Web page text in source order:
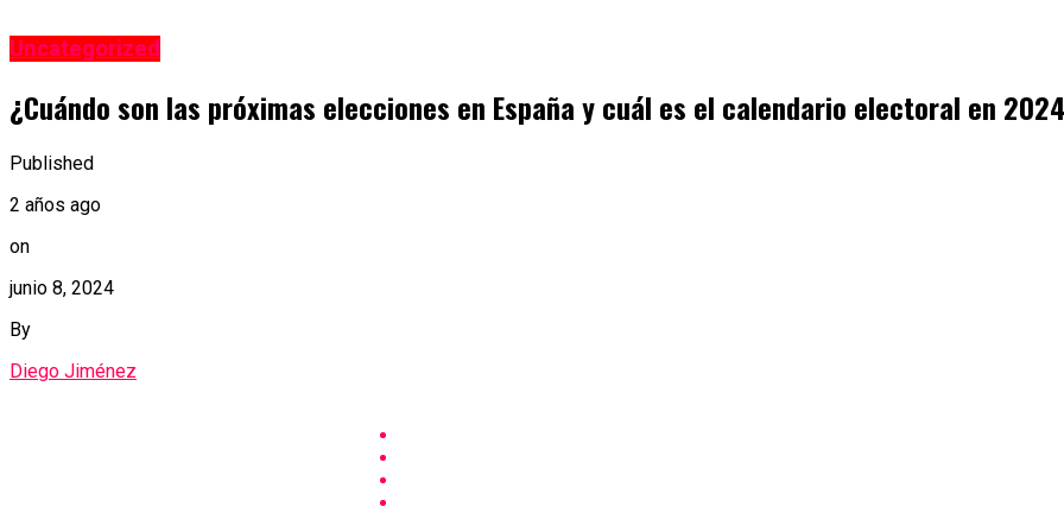
Uncategorized
¿Cuándo son las próximas elecciones en España y cuál es el calendario electoral en
Published
2 años ago
on
junio 8, 2024
By
Diego Jiménez